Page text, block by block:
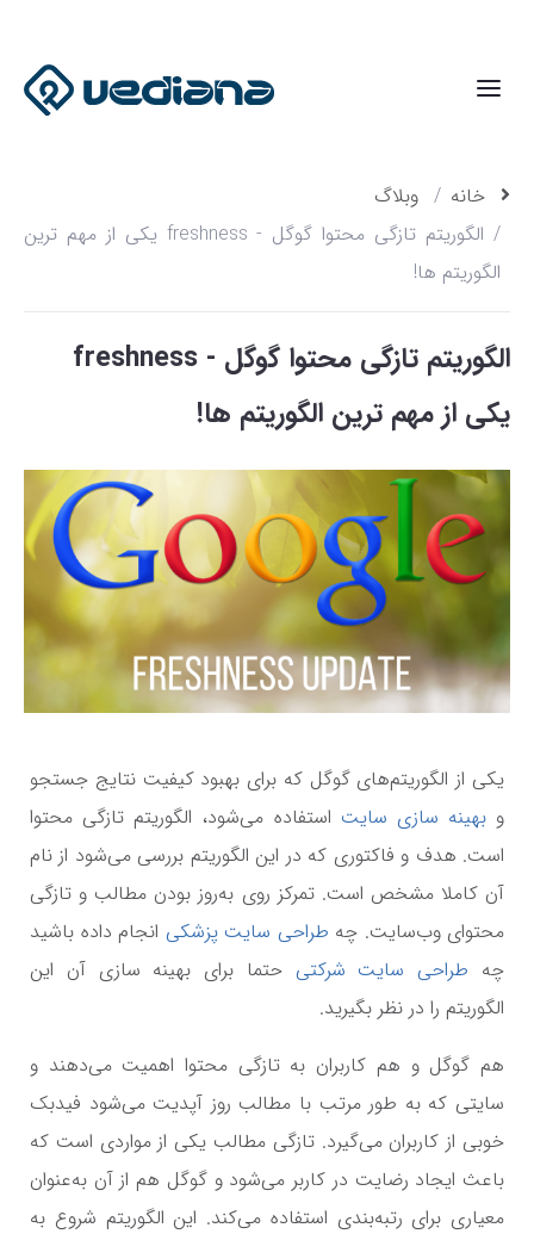
خانه
وبلاگ
الگوریتم تازگی محتوا گوگل - freshness یکی از مهم ترین
الگوریتم ها!
الگوریتم تازگی محتوا گوگل - freshness
یکی از مهم ترین الگوریتم ها!
یکی از الگوریتم‌های گوگل که برای بهبود کیفیت نتایج جستجو
وبهینه سازی سایت استفاده می‌شود، الگوریتم تازگی محتوا
است. هدف و فاکتوری که در این الگوریتم بررسی می‌شود از نام
آن کاملا مشخص است. تمرکز روی به‌روز بودن مطالب و تازگی
محتوای وب‌سایت. چه طراحی سایت پزشکی انجام داده باشید
چه طراحی سایت شرکتی حتما برای بهینه سازی آن این
الگوریتم را در نظر بگیرید.
هم گوگل و هم کاربران به تازگی محتوا اهمیت می‌دهند و
سایتی که به طور مرتب با مطالب روز آپدیت می‌شود فیدبک
خوبی از کاربران می‌گیرد. تازگی مطالب یکی از مواردی است که
باعث ایجاد رضایت در کاربر می‌شود و گوگل هم از آن به‌عنوان
معیاری برای رتبه‌بندی استفاده می‌کند. این الگوریتم شروع به